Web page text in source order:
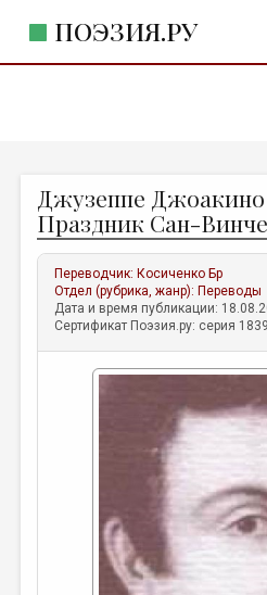
ПОЭЗИЯ.РУ
ЖАНРЫ
АВТОРЫ
КОММЕНТАРИИ
ЛИТСАЛОН
ПРАВИЛА САЙТА
ДАЙДЖЕСТ
ПРОИЗВЕДЕНИЯ
Джузеппе
Праздник Сан-
Переводчик: Косиченко Бр
Отдел (рубрика, жанр): Переводы
Дата и время публикации:
Сертификат Поэзия.ру: серия